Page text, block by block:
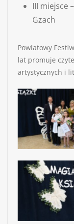
III miejsce
Gzach
Powiatowy
lat promuje
artystycznych i